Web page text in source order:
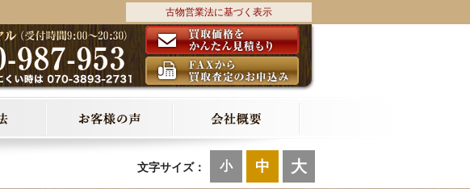
古物営業法に基づく表示
文字サイズ： 小 中 大